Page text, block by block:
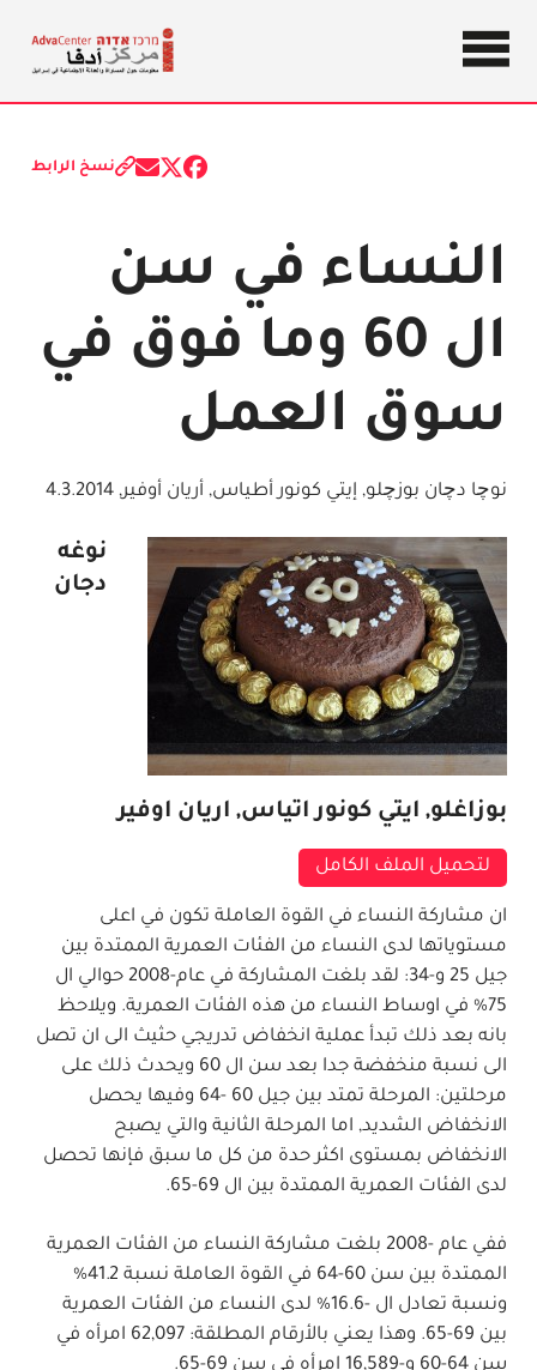
مركز
أدفا
معلومات
حول
المساواة
والعدالة
الاجتماعية
النساء في سن
ال 60 وما فوق في
سوق العمل
نوچا دچان بوزچلو, إيتي كونور أطياس, أريان أوفير,
4.3.2014
Share
Share
Shareنسخ الرابط
نوغه
دجان
بوزاغلو, ايتي كونور اتياس, اريان اوفير
لتحميل الملف الكامل
ان مشاركة النساء في القوة العاملة تكون في اعلى
مستوياتها لدى النساء من الفئات العمرية الممتدة بين
جيل 25 و-34
: لقد بلغت المشاركة في عام-2008
حوالي ال
75%
في اوساط النساء من هذه الفئات العمرية. ويلاحظ
بانه بعد ذلك تبدأ عملية انخفاض تدريجي حثيث الى ان تصل
الى نسبة منخفضة جدا بعد سن ال 60
ويحدث ذلك على
مرحلتين:
المرحلة تمتد بين جيل 60 -64 وفيها يحصل
الانخفاض الشديد, اما المرحلة الثانية والتي يصبح
الانخفاض بمستوى اكثر حدة من كل ما سبق فإنها تحصل
لدى الفئات العمرية الممتدة بين ال 69-65.
ففي عام-2008 بلغت مشاركة النساء من الفئات العمرية
الممتدة بين سن 60-64
في القوة العاملة نسبة41.2%
ونسبة تعادل ال -16.6%
لدى النساء من الفئات العمرية
بين
وهذا يعني بالأرقام المطلقة: 62,097
امرأه في